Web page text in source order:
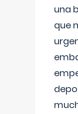
una
que